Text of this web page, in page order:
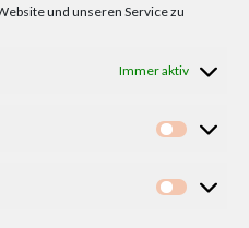
und unseren Service zu
Immer aktiv